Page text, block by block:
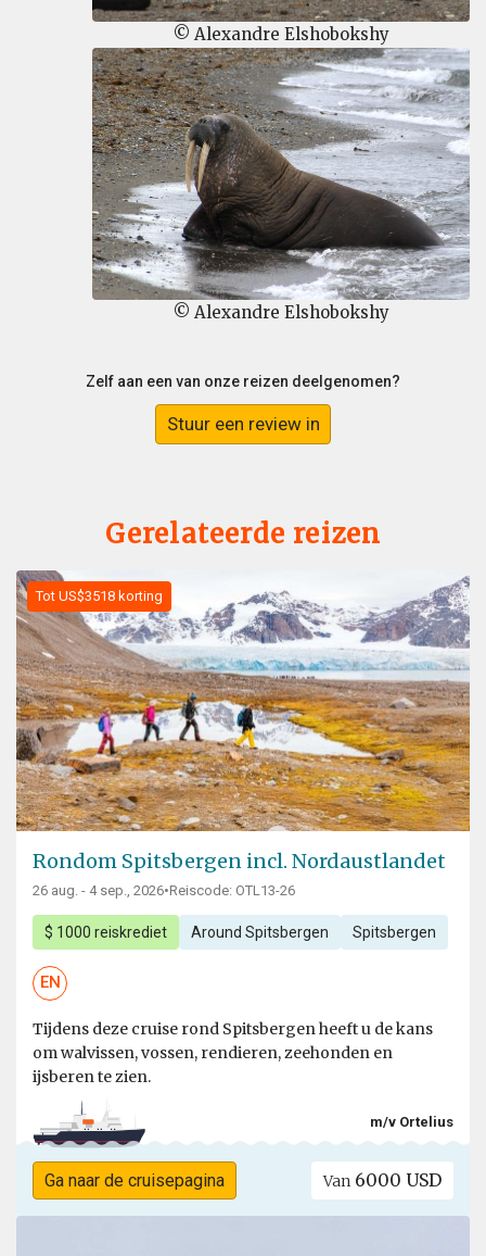
© Alexandre Elshobokshy
© Alexandre Elshobokshy
Zelf aan een van onze reizen deelgenomen?
Stuur een review in
Gerelateerde reizen
Tot US$3518 korting
Rondom Spitsbergen incl. Nordaustlandet
26 aug. - 4 sep., 2026•Reiscode: OTL13-26
$ 1000 reiskrediet Around Spitsbergen Spitsbergen
EN
Tijdens deze cruise rond Spitsbergen heeft u de kans
om walvissen, vossen, rendieren, zeehonden en
ijsberen te zien.
m/v Ortelius
Ga naar de cruisepagina Van 6000 USD